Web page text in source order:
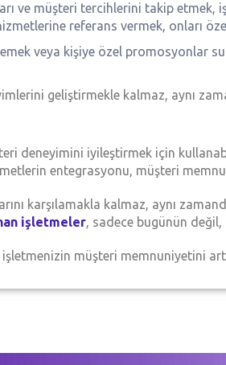
ve müşteri tercihlerini takip etmek,
referans vermek, onları
veya kişiye özel promosyonlar
geliştirmekle kalmaz, aynı
deneyimini iyileştirmek için
entegrasyonu, müşteri
karşılamakla kalmaz, aynı
işletmeler, sadece bugünün değil,
işletmenizin müşteri memnuniyetini